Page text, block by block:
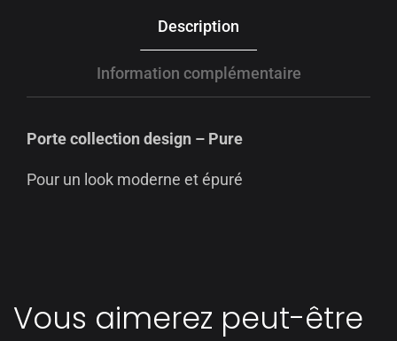
Description
Information complémentaire
Porte collection design – Pure
Pour un look moderne et épuré
Vous aimerez peut-être